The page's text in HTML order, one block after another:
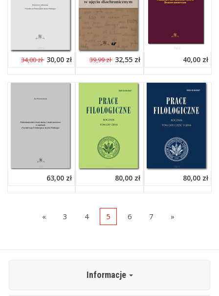
34,00 zł 30,00 zł 39,99 zł 32,55 zł 40,00 zł
63,00 zł 80,00 zł 80,00 zł
« 3 4 5 6 7 »
Informacje